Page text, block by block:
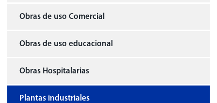
Obras de uso Comercial
Obras de uso educacional
Obras Hospitalarias
Plantas industriales